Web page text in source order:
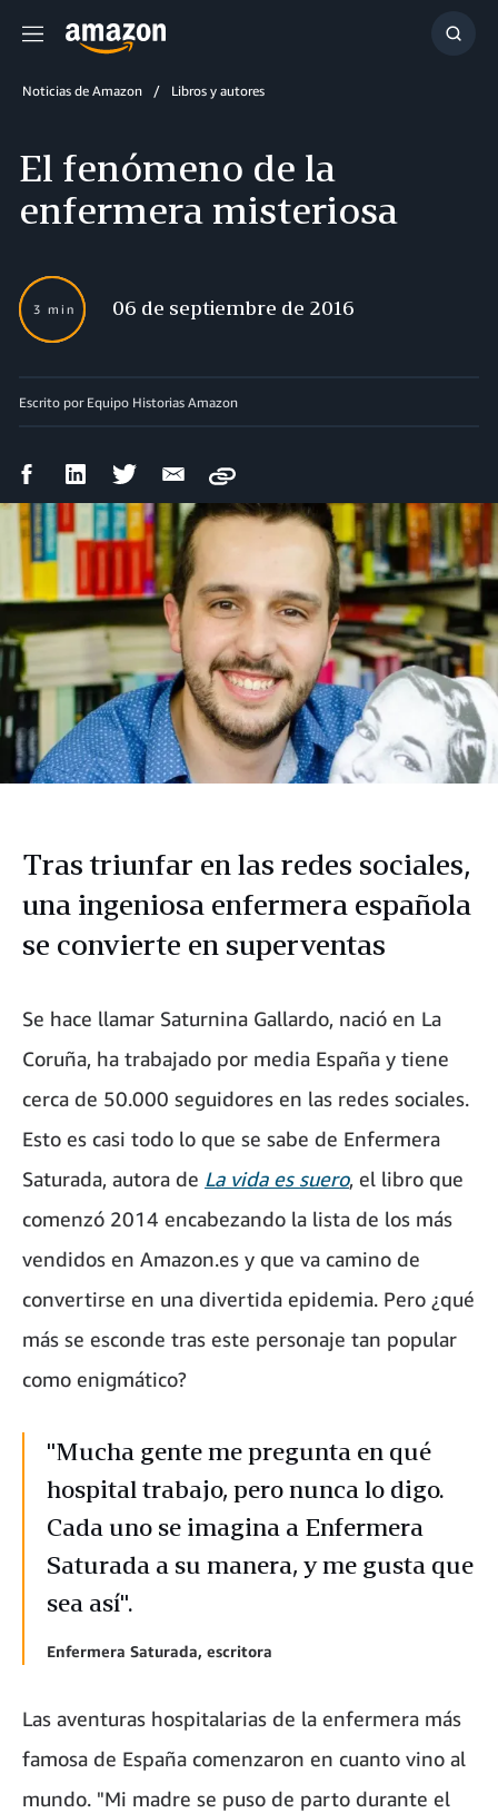
Menú
Noticias de Amazon Libros y autores
El fenómeno de la
enfermera misteriosa
3 min 06 de septiembre de 2016
Escrito por Equipo Historias Amazon
Compartir
Facebook
Compartir
LinkedIn
Compartir
Twitter
Compartir
correo
electrónico
Copy
Tras triunfar en las redes sociales,
una ingeniosa enfermera española
se convierte en superventas
Se hace llamar Saturnina Gallardo, nació en La
Coruña, ha trabajado por media España y tiene
cerca de 50.000 seguidores en las redes sociales.
Esto es casi todo lo que se sabe de Enfermera
Saturada, autora de La vida es suero, el libro que
comenzó 2014 encabezando la lista de los más
vendidos en Amazon.es y que va camino de
convertirse en una divertida epidemia. Pero ¿qué
más se esconde tras este personaje tan popular
como enigmático?
"Mucha gente me pregunta en qué
hospital trabajo, pero nunca lo digo.
Cada uno se imagina a Enfermera
Saturada a su manera, y me gusta que
sea así".
Enfermera Saturada, escritora
Las aventuras hospitalarias de la enfermera más
famosa de España comenzaron en cuanto vino al
mundo. "Mi madre se puso de parto durante el